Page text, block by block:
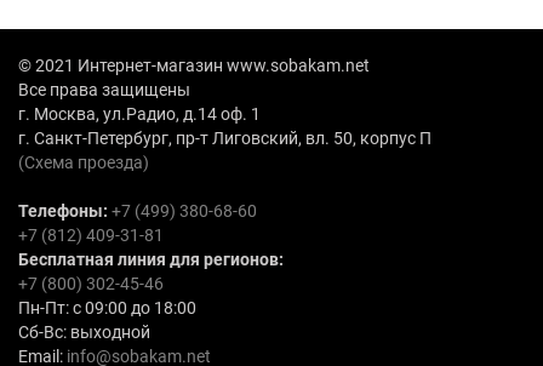
© 2021 Интернет-магазин www.sobakam.net
Все права защищены
г. Москва, ул.Радио, д.14 оф. 1
г. Санкт-Петербург, пр-т Лиговский, вл. 50, корпус П
(Схема проезда)
Телефоны: +7 (499) 380-68-60
+7 (812) 409-31-81
Бесплатная линия для регионов:
+7 (800) 302-45-46
Пн-Пт: с 09:00 до 18:00
Сб-Вс: выходной
Email: info@sobakam.net